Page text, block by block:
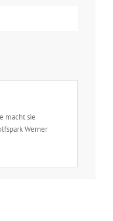
macht sie
Werner